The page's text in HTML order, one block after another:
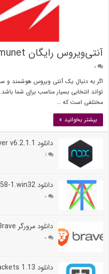
آنتی‌ویروس رایگان immunet
۰
تواند انتخابی بسیار مناسب برای شما
مختلفی است که …
بیشتر بخوانید »
دانلود Nox App Player v6.2.1.1
۱
دانلود tixati-2.58-1.win32
۰
دانلود مرورگر Brave
۰
دانلود Brackets 1.13